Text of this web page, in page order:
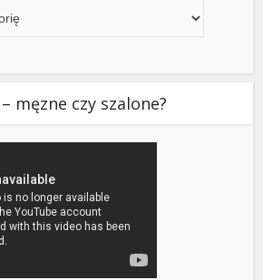
męzne czy szalone?